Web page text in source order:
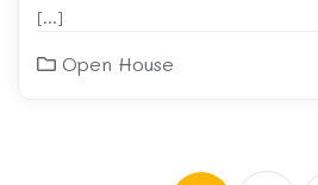
[…]
Open House